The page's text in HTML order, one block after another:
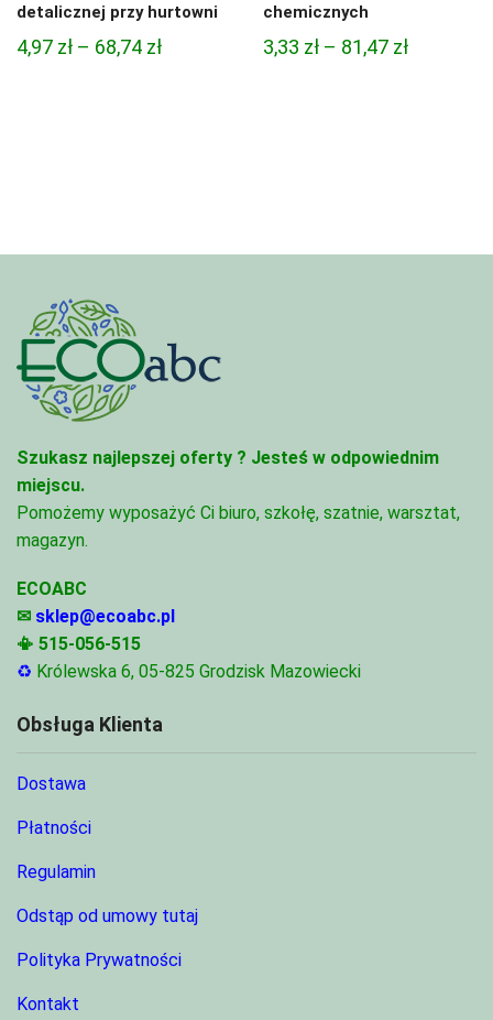
detalicznej przy hurtowni
4,97 zł – 68,74 złZakres
chemicznych
3,33 zł – 81,47 złZakres
Szukasz najlepszej oferty ? Jesteś w odpowiednim
miejscu.
Pomożemy wyposażyć Ci biuro, szkołę, szatnie, warsztat,
magazyn.
ECOABC
✉ sklep@ecoabc.pl
📳 515-056-515
♻ Królewska 6, 05-825 Grodzisk Mazowiecki
Obsługa Klienta
Dostawa
Płatności
Regulamin
Odstąp od umowy tutaj
Polityka Prywatności
Kontakt